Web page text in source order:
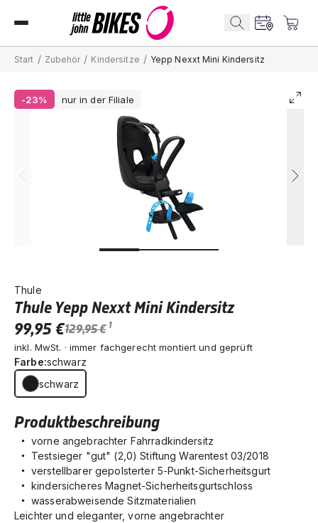
Start / Zubehör / Kindersitze / Yepp Nexxt Mini Kindersitz
-23% nur in der Filiale
Produktbeschreibung
vorne angebrachter Fahrradkindersitz
Testsieger "gut" (2,0) Stiftung Warentest 03/2018
verstellbarer gepolsterter 5-Punkt-Sicherheitsgurt
kindersicheres Magnet-Sicherheitsgurtschloss
wasserabweisende Sitzmaterialien
Leichter und eleganter, vorne angebrachter
Thule
Thule Yepp Nexxt Mini Kindersitz
99,95 €129,95 € 1
inkl. MwSt. · immer fachgerecht montiert und geprüft
Farbe:schwarz
schwarz